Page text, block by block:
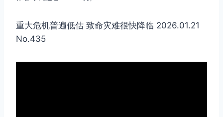
重大危机普遍低估 致命灾难很快降临 2026.01.21
No.435